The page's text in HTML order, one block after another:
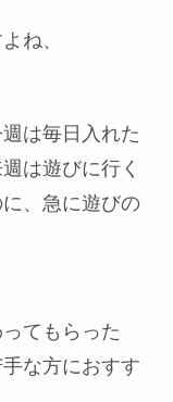
ね、
は毎日入れた
は遊びに行く
、急に遊びの
てもらった
な方におすす